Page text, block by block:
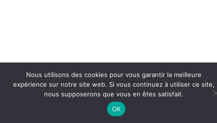
Nous utilisons des cookies pour vous garantir la meilleure
expérience sur notre site web. Si vous continuez à utiliser ce site,
nous supposerons que vous en êtes satisfait.
OK